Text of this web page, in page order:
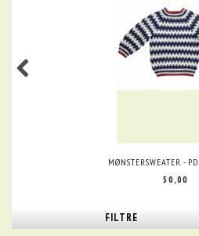
MØNSTERSWEATER -
50,00
FILTRE